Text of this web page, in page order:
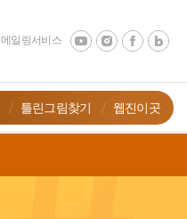
메일링서비스
틀린그림찾기 웹진이곳